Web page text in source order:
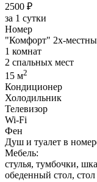
2500 ₽
за 1 сутки
Номер
"Комфорт" 2х-
1 комнат
2 спальных мест
15 м2
Кондиционер
Холодильник
Телевизор
Wi-Fi
Фен
Душ и туалет в
Мебель:
стулья, тумбочки,
обеденный стол, стол